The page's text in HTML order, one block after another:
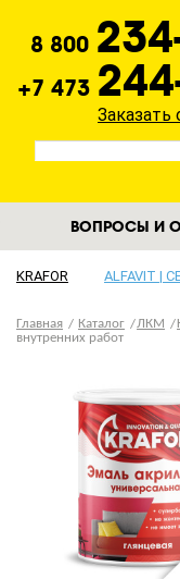
8 800
+7 473
Заказать
ВОПРОСЫ И
KRAFOR ALFAVIT |
Главная Каталог ЛКМ
внутренних работ